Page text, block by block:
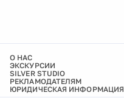
О НАС
ЭКСКУРСИИ
SILVER STUDIO
РЕКЛАМОДАТЕЛЯМ
ЮРИДИЧЕСКАЯ ИНФОРМАЦИЯ